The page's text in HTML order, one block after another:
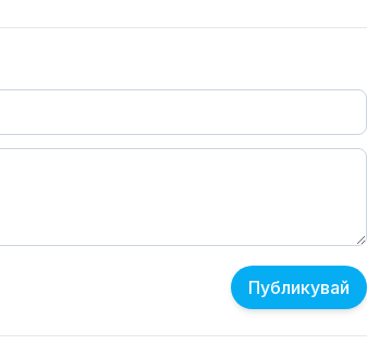
Публикувай